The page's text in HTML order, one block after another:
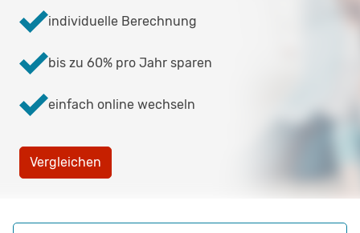
individuelle Berechnung
bis zu 60% pro Jahr sparen
einfach online wechseln
Vergleichen